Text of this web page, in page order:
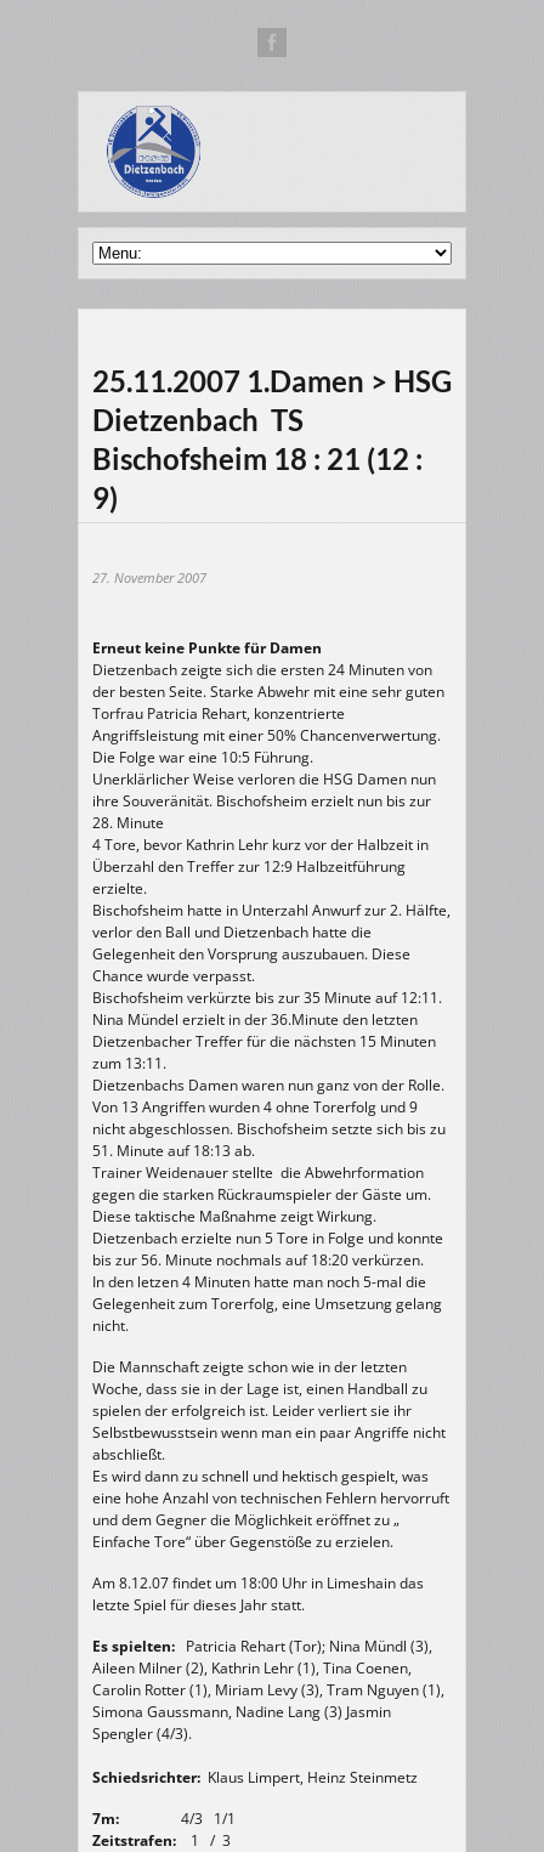
25.11.2007 1.Damen > HSG
Dietzenbach  TS
Bischofsheim 18 : 21 (12 :
9)
27. November 2007
Erneut keine Punkte für Damen
Dietzenbach zeigte sich die ersten 24 Minuten von
der besten Seite. Starke Abwehr mit eine sehr guten
Torfrau Patricia Rehart, konzentrierte
Angriffsleistung mit einer 50% Chancenverwertung.
Die Folge war eine 10:5 Führung.
Unerklärlicher Weise verloren die HSG Damen nun
ihre Souveränität. Bischofsheim erzielt nun bis zur
28. Minute
4 Tore, bevor Kathrin Lehr kurz vor der Halbzeit in
Überzahl den Treffer zur 12:9 Halbzeitführung
erzielte.
Bischofsheim hatte in Unterzahl Anwurf zur 2. Hälfte,
verlor den Ball und Dietzenbach hatte die
Gelegenheit den Vorsprung auszubauen. Diese
Chance wurde verpasst.
Bischofsheim verkürzte bis zur 35 Minute auf 12:11.
Nina Mündel erzielt in der 36.Minute den letzten
Dietzenbacher Treffer für die nächsten 15 Minuten
zum 13:11.
Dietzenbachs Damen waren nun ganz von der Rolle.
Von 13 Angriffen wurden 4 ohne Torerfolg und 9
nicht abgeschlossen. Bischofsheim setzte sich bis zu
51. Minute auf 18:13 ab.
Trainer Weidenauer stellte die Abwehrformation
gegen die starken Rückraumspieler der Gäste um.
Diese taktische Maßnahme zeigt Wirkung.
Dietzenbach erzielte nun 5 Tore in Folge und konnte
bis zur 56. Minute nochmals auf 18:20 verkürzen.
In den letzen 4 Minuten hatte man noch 5-mal die
Gelegenheit zum Torerfolg, eine Umsetzung gelang
nicht.
Die Mannschaft zeigte schon wie in der letzten
Woche, dass sie in der Lage ist, einen Handball zu
spielen der erfolgreich ist. Leider verliert sie ihr
Selbstbewusstsein wenn man ein paar Angriffe nicht
abschließt.
Es wird dann zu schnell und hektisch gespielt, was
eine hohe Anzahl von technischen Fehlern hervorruft
und dem Gegner die Möglichkeit eröffnet zu „
Einfache Tore“ über Gegenstöße zu erzielen.
Am 8.12.07 findet um 18:00 Uhr in Limeshain das
letzte Spiel für dieses Jahr statt.
Es spielten: Patricia Rehart (Tor); Nina Mündl (3),
Aileen Milner (2), Kathrin Lehr (1), Tina Coenen,
Carolin Rotter (1), Miriam Levy (3), Tram Nguyen (1),
Simona Gaussmann, Nadine Lang (3) Jasmin
Spengler (4/3).
Schiedsrichter: Klaus Limpert, Heinz Steinmetz
7m:
4/3 1/1
Zeitstrafen: 1 / 3